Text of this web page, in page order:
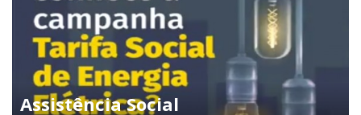
Assistência Social